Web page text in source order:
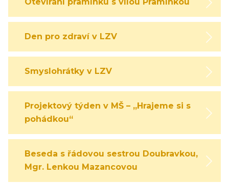
Den pro zdraví v LZV
Smyslohrátky v LZV
Projektový týden v MŠ – „Hrajeme si s
pohádkou“
Beseda s řádovou sestrou Doubravkou,
Mgr. Lenkou Mazancovou